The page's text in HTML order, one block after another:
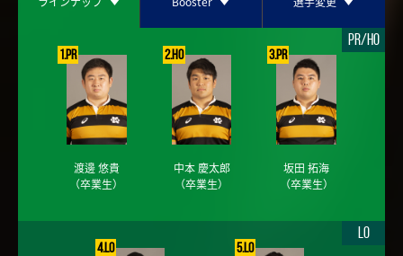
1.PR
渡邊 悠貴
（卒業生）
2.HO
中本 慶太郎
（卒業生）
3.PR
坂田 拓海
（卒業生）
PR/HO
4.LO 5.LO
LO